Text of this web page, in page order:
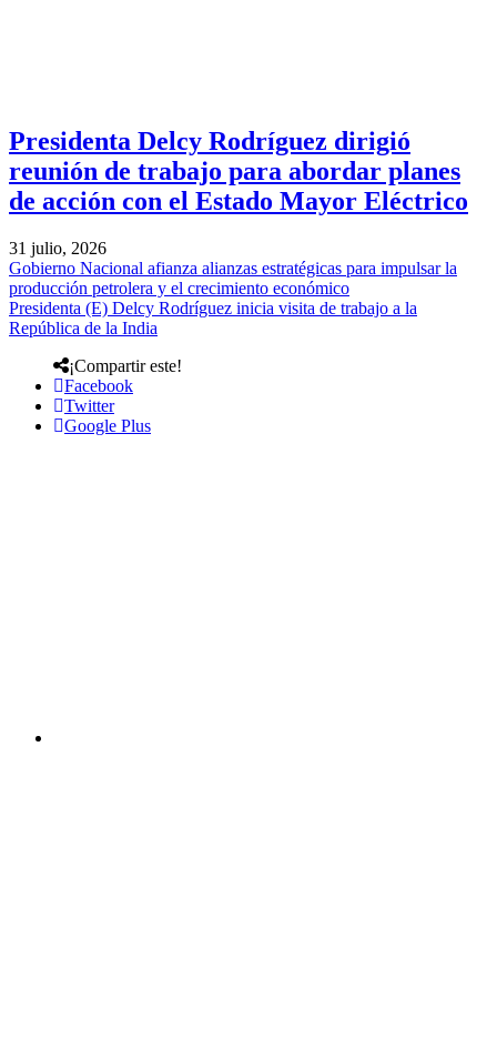
Presidenta Delcy Rodríguez dirigió
reunión de trabajo para abordar planes
de acción con el Estado Mayor Eléctrico
31 julio, 2026
Gobierno Nacional afianza alianzas estratégicas para impulsar la
producción petrolera y el crecimiento económico
Presidenta (E) Delcy Rodríguez inicia visita de trabajo a la
República de la India
¡Compartir este!
Facebook
Twitter
Google Plus